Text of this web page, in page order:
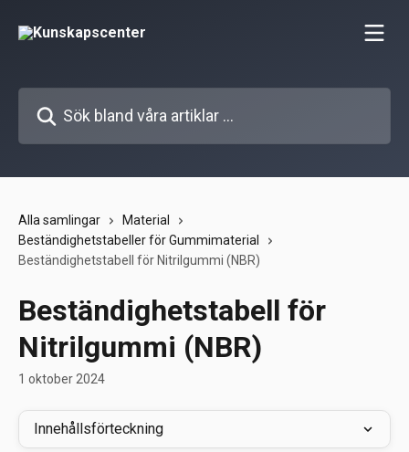
Alla samlingar
Material
Beständighetstabeller för Gummimaterial
Beständighetstabell för Nitrilgummi (NBR)
Beständighetstabell för
Nitrilgummi (NBR)
1 oktober 2024
Innehållsförteckning